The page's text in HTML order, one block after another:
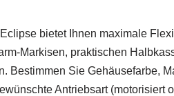
bietet Ihnen maximale
Markisen, praktischen
Bestimmen Sie Gehäusefarbe,
Antriebsart (motorisiert